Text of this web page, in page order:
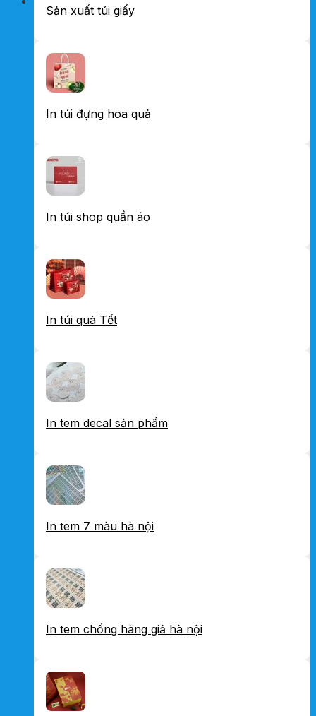
Sản xuất túi giấy
In túi đựng hoa quả
In túi shop quần áo
In túi quà Tết
In tem decal sản phẩm
In tem 7 màu hà nội
In tem chống hàng giả hà nội